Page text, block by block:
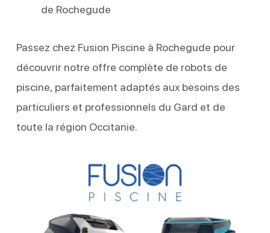
de Rochegude
Passez chez Fusion Piscine à Rochegude pour
découvrir notre offre complète de robots de
piscine, parfaitement adaptés aux besoins des
particuliers et professionnels du Gard et de
toute la région Occitanie.